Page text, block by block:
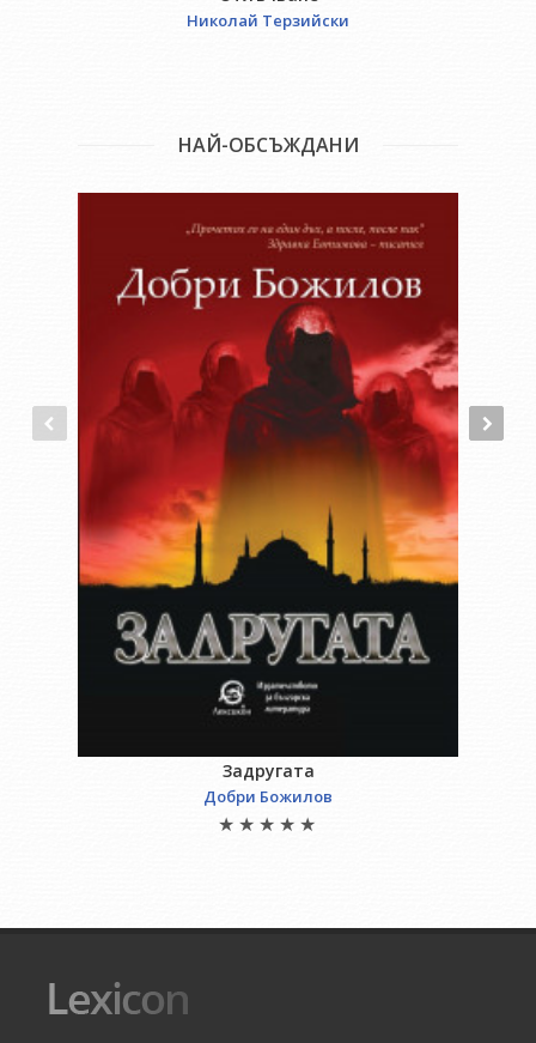
Николай Терзийски
НАЙ-ОБСЪЖДАНИ
Задругата
Добри Божилов